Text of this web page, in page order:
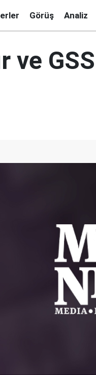
Görüş Analiz
ve